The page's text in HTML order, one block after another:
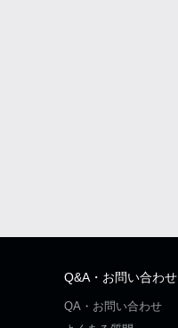
Q&A・お問い合わせ
QA・お問い合わせ